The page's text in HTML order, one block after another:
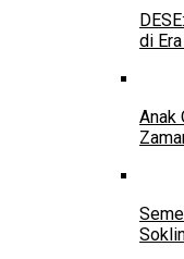
di
Anak